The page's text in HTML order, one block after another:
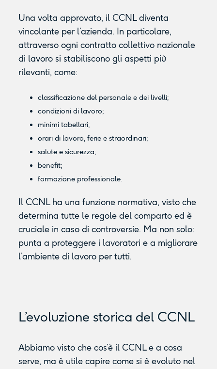
Una volta approvato, il CCNL diventa
vincolante per l’azienda. In particolare,
attraverso ogni contratto collettivo nazionale
di lavoro si stabiliscono gli aspetti più
rilevanti, come:
classificazione del personale e dei livelli;
condizioni di lavoro;
minimi tabellari;
orari di lavoro, ferie e straordinari;
salute e sicurezza;
benefit;
formazione professionale.
Il CCNL ha una funzione normativa, visto che
determina tutte le regole del comparto ed è
cruciale in caso di controversie. Ma non solo:
punta a proteggere i lavoratori e a migliorare
l’ambiente di lavoro per tutti.
L’evoluzione storica del CCNL
Abbiamo visto che cos’è il CCNL e a cosa
serve, ma è utile capire come si è evoluto nel